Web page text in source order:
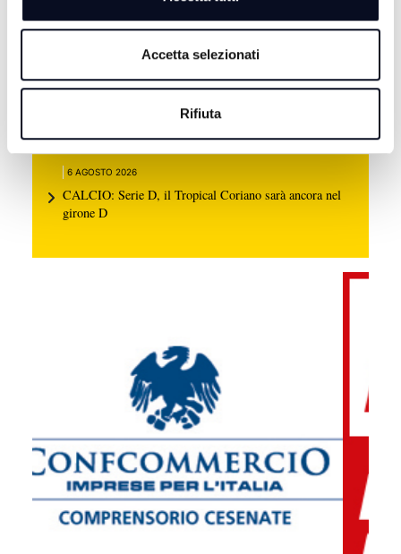
Accetta selezionati
Rifiuta
subito, qui c’è grande ambizione" | VIDEO
BASEBALL: Bologna e San Marino volano in
semifinale scudetto
6 AGOSTO 2026
CALCIO: Serie D, il Tropical Coriano sarà ancora nel
girone D